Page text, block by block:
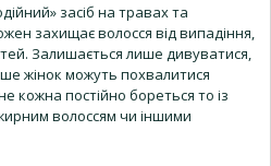
засіб на травах та
захищає волосся від випадіння,
Залишається лише дивуватися,
жінок можуть похвалитися
кожна постійно бореться то із
волоссям чи іншими